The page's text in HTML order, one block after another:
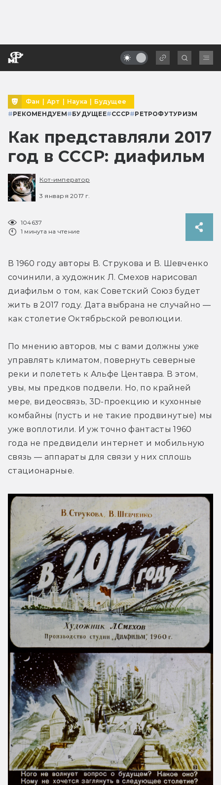
Фан | Арт | Наука | Будущее
#РЕКОМЕНДУЕМ#БУДУЩЕЕ#СССР#РЕТРОФУТУРИЗМ
Как представляли 2017
год в СССР: диафильм
Кот-император
3 января 2017 г.
104637
1 минута на чтение
В 1960 году авторы В. Струкова и В. Шевченко
сочинили, а художник Л. Смехов нарисовал
диафильм о том, как Советский Союз будет
жить в 2017 году. Дата выбрана не случайно —
как столетие Октябрьской революции.
По мнению авторов, мы с вами должны уже
управлять климатом, повернуть северные
реки и полететь к Альфе Центавра. В этом,
увы, мы предков подвели. Но, по крайней
мере, видеосвязь, 3D-проекцию и кухонные
комбайны (пусть и не такие продвинутые) мы
уже воплотили. И уж точно фантасты 1960
года не предвидели интернет и мобильную
связь — аппараты для связи у них сплошь
стационарные.